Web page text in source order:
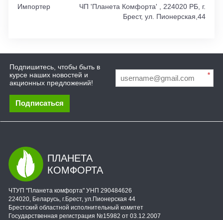
Импортер
ЧП 'Планета Комфорта' , 224020 РБ, г.
Брест, ул. Пионерская,44
Подпишитесь, чтобы быть в
курсе наших новостей и
акционных предложений!
*
Подписаться
ПЛАНЕТА
КОМФОРТА
ЧТУП "Планета комфорта" УНП 290484626
224020, Беларусь, г.Брест, ул.Пионерская 44
Брестский областной исполнительный комитет
Государственная регистрация №15982 от 03.12.2007